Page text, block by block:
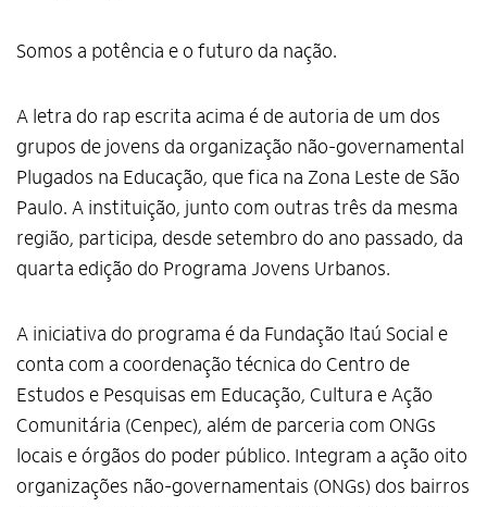
Somos a potência e o futuro da nação.
A letra do rap escrita acima é de autoria de um dos
grupos de jovens da organização não-governamental
Plugados na Educação, que fica na Zona Leste de São
Paulo. A instituição, junto com outras três da mesma
região, participa, desde setembro do ano passado, da
quarta edição do Programa Jovens Urbanos.
A iniciativa do programa é da Fundação Itaú Social e
conta com a coordenação técnica do Centro de
Estudos e Pesquisas em Educação, Cultura e Ação
Comunitária (Cenpec), além de parceria com ONGs
locais e órgãos do poder público. Integram a ação oito
organizações não-governamentais (ONGs) dos bairros